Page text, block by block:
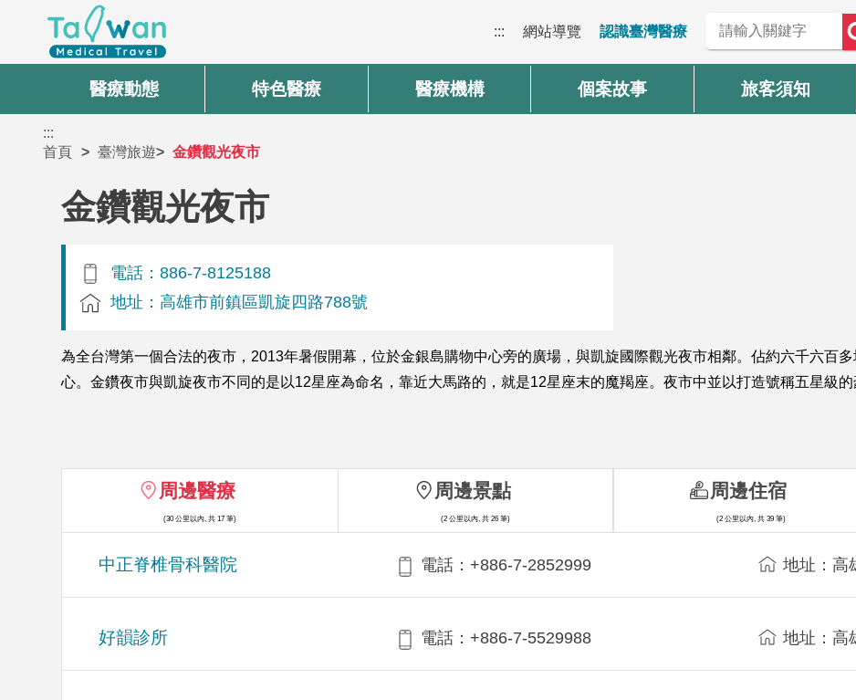
::: 網站導覽 認識臺灣醫療
醫療動態 特色醫療 醫療機構 個案故事 旅客須知
:::
首頁
臺灣旅遊 金鑽觀光夜市
金鑽觀光夜市
電話：886-7-8125188
地址：高雄市前鎮區凱旋四路788號
為全台灣第一個合法的夜市，2013年暑假開幕，位於金銀島購物中心旁的廣場，與凱旋國際觀光夜市相鄰。佔約六千六百
心。金鑽夜市與凱旋夜市不同的是以12星座為命名，靠近大馬路的，就是12星座末的魔羯座。夜市中並以打造號稱五星級
周邊醫療
(30 公里以內, 共 17 筆)
中正脊椎骨科醫院 電話：+886-7-2852999 地址：高
好韻診所 電話：+886-7-5529988 地址：高
周邊景點
(2 公里以內, 共 26 筆)
周邊住宿
(2 公里以內, 共 39 筆)